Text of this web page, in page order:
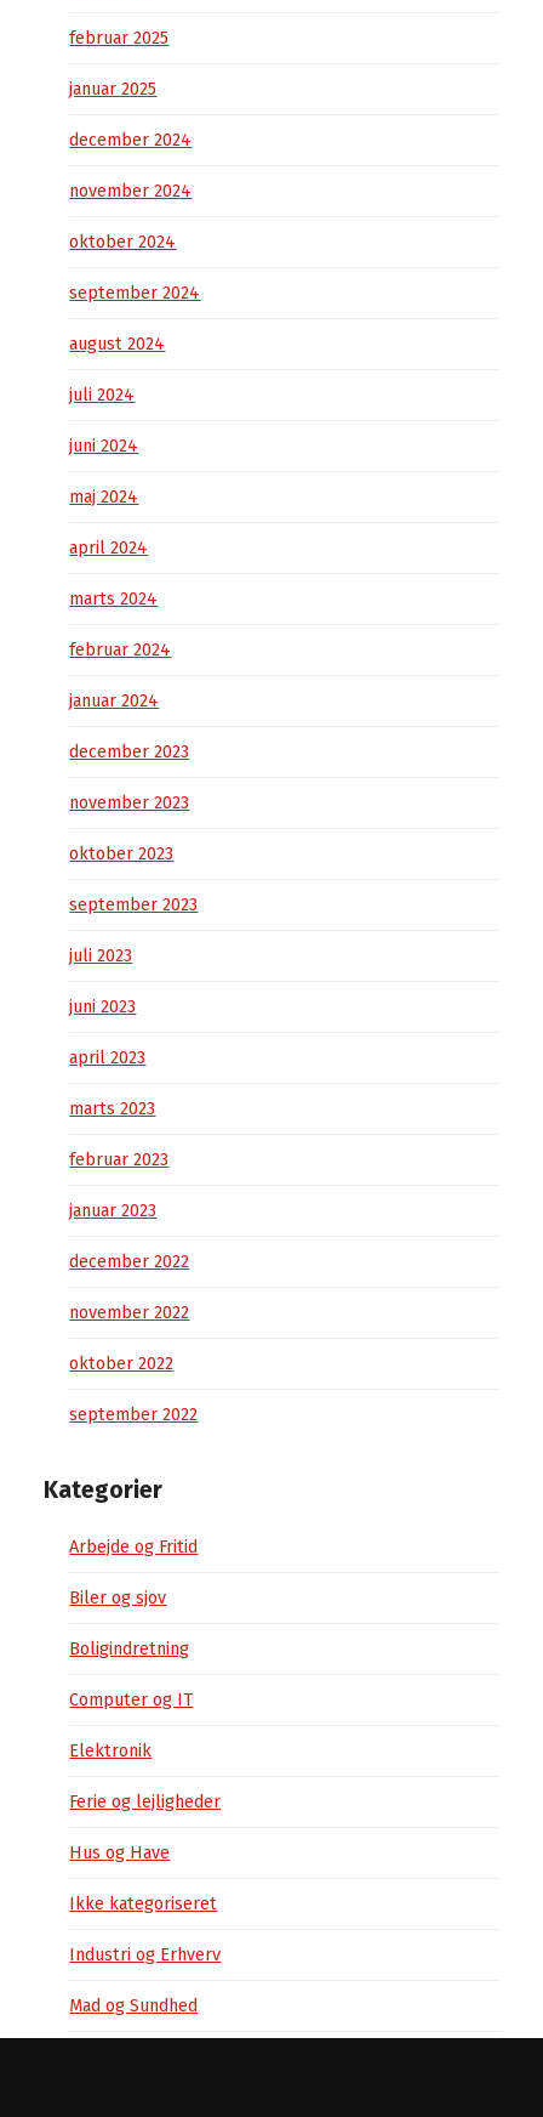
februar 2025
januar 2025
december 2024
november 2024
oktober 2024
september 2024
august 2024
juli 2024
juni 2024
maj 2024
april 2024
marts 2024
februar 2024
januar 2024
december 2023
november 2023
oktober 2023
september 2023
juli 2023
juni 2023
april 2023
marts 2023
februar 2023
januar 2023
december 2022
november 2022
oktober 2022
september 2022
Kategorier
Arbejde og Fritid
Biler og sjov
Boligindretning
Computer og IT
Elektronik
Ferie og lejligheder
Hus og Have
Ikke kategoriseret
Industri og Erhverv
Mad og Sundhed